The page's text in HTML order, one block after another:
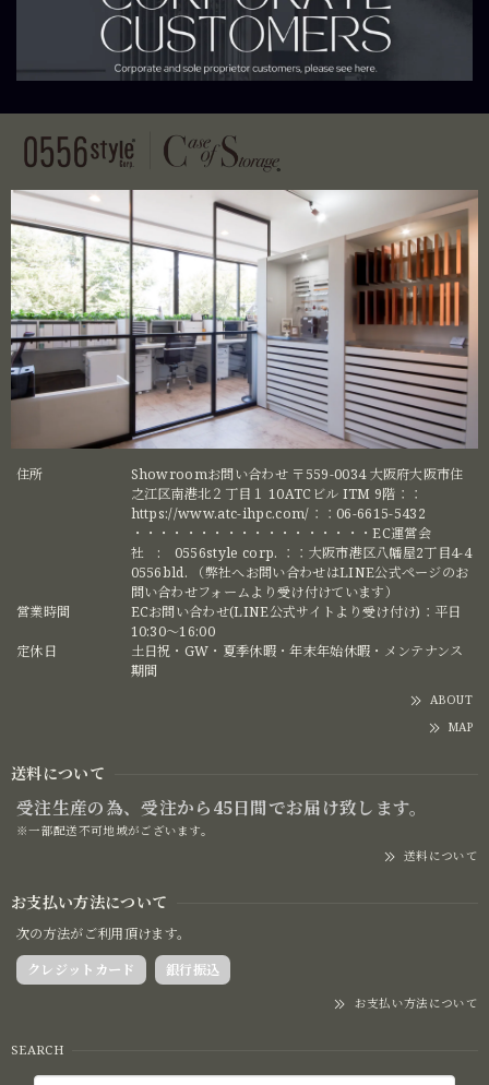
住所
Showroomお問い合わせ 〒559-0034 大阪府大阪市住
之江区南港北２丁目１ 10ATCビル ITM 9階：：
https://www.atc-ihpc.com/：：06-6615-5432
・・・・・・・・・・・・・・・・・・EC運営会
社 : 0556style corp. ：：大阪市港区八幡屋2丁目4-4
0556bld. （弊社へお問い合わせはLINE公式ページのお
問い合わせフォームより受け付けています）
営業時間
ECお問い合わせ(LINE公式サイトより受け付け)：平日
10:30〜16:00
定休日
土日祝・GW・夏季休暇・年末年始休暇・メンテナンス
期間
ABOUT
MAP
送料について
受注生産の為、受注から45日間でお届け致します。
※一部配送不可地域がございます。
送料について
お支払い方法について
次の方法がご利用頂けます。
クレジットカード
銀行振込
お支払い方法について
SEARCH